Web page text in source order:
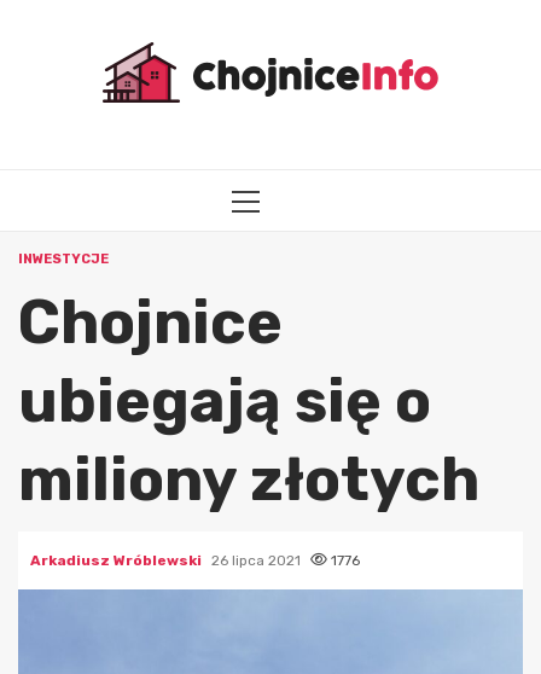
MENU
INWESTYCJE
Chojnice
ubiegają się o
miliony złotych
Arkadiusz Wróblewski 26 lipca 2021 1776